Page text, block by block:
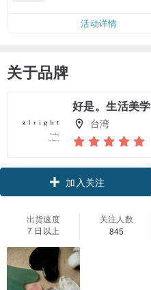
活动详情
关于品牌
好是。生活美学
台湾
加入关注
出货速度
7 日以上
关注人数
845